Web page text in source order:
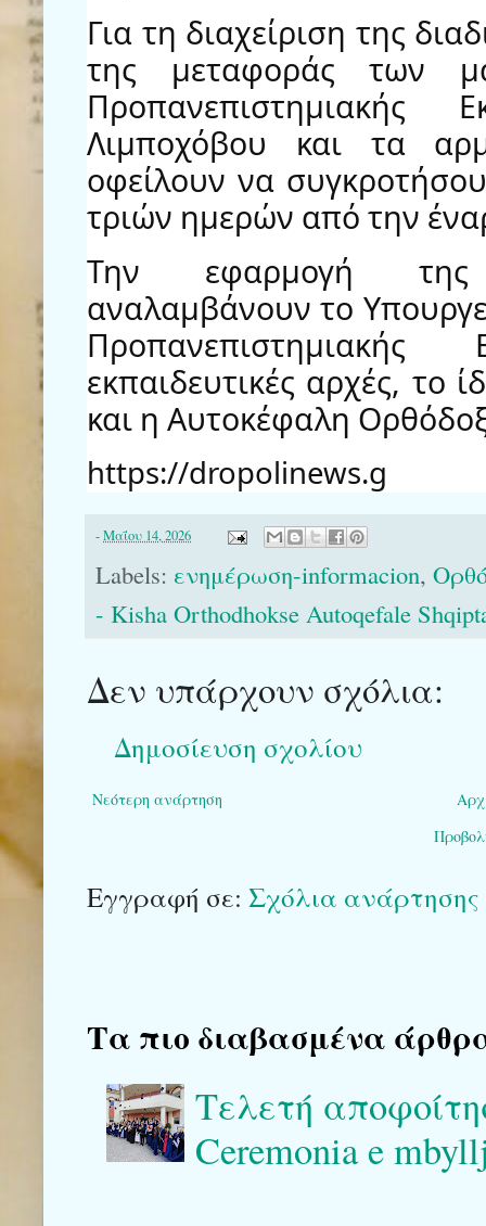
Για τη διαχείριση της
της μεταφοράς των
Προπανεπιστημιακής
Λιμποχόβου και τα
οφείλουν να
τριών ημερών από την
Την εφαρμογή της
αναλαμβάνουν το
εκπαιδευτικές αρχές, το
και η Αυτοκέφαλη
https://dropolinews.g
-Μαΐου 14, 2026
Labels: ενημέρωση-informacion,
- Kisha Orthodhokse Autoqefale
Δεν υπάρχουν σχόλια:
Δημοσίευση σχολίου
Νεότερη ανάρτηση
Εγγραφή σε: Σχόλια
Τα πιο διαβασμένα
Τελετή
Ceremonia e